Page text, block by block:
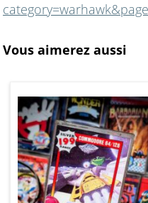
Vous aimerez aussi